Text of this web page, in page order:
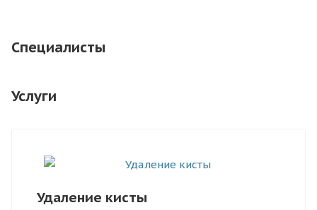
Специалисты
Услуги
Удаление кисты